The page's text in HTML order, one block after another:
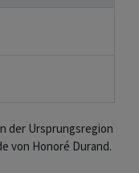
der Ursprungsregion
von Honoré Durand.